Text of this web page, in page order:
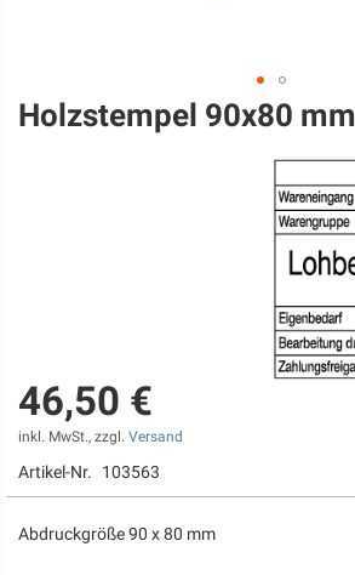
Zum
Anfang
Holzstempel 90x80 mm
46,50 €
inkl. MwSt., zzgl. Versand
Artikel-Nr. 103563
Abdruckgröße 90 x 80 mm